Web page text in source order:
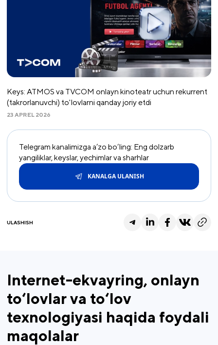
Keys: ATMOS va TVCOM onlayn kinoteatr uchun rekurrent
(takrorlanuvchi) to'lovlarni qanday joriy etdi
23 APREL 2026
Telegram kanalimizga a’zo bo‘ling: Eng dolzarb
yangiliklar, keyslar, yechimlar va sharhlar
KANALGA ULANISH
ULASHISH
Internet-ekvayring, onlayn
to‘lovlar va to‘lov
texnologiyasi haqida foydali
maqolalar